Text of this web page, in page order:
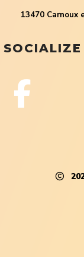
13470 Carnoux
SOCIALIZE